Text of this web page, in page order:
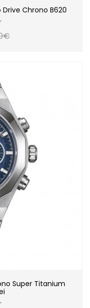
Drive Chrono B620
Super Titanium